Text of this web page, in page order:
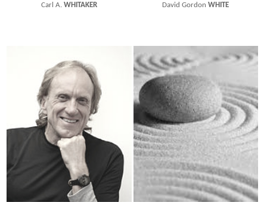
Carl A.WHITAKER David GordonWHITE